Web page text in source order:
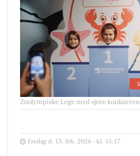
Zoolympiske Lege med sjove
Fredag d. 13. feb. 2026 - kl. 15:17